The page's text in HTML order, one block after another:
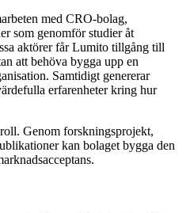
med CRO-bolag,
som genomför studier åt
aktörer får Lumito tillgång till
att behöva bygga upp en
Samtidigt genererar
erfarenheter kring hur
Genom forskningsprojekt,
kan bolaget bygga den